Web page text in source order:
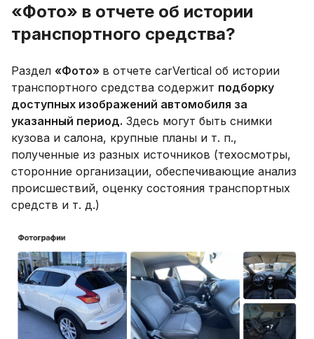
«Фото» в отчете об истории
транспортного средства?
Раздел «Фото» в отчете carVertical об истории
транспортного средства содержит подборку
доступных изображений автомобиля за
указанный период. Здесь могут быть снимки
кузова и салона, крупные планы и т. п.,
полученные из разных источников (техосмотры,
сторонние организации, обеспечивающие анализ
происшествий, оценку состояния транспортных
средств и т. д.)